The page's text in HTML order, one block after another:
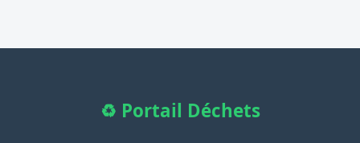
♻️ Portail Déchets